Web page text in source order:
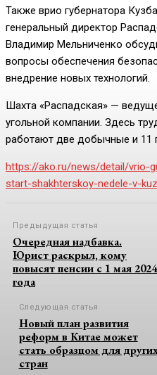
Также врио губернатора
генеральный директор
Владимир Мельниченко
вопросы обеспечения
внедрение новых технологий.
Шахта «Распадская» —
угольной компании. Здесь
работают две добычные и 11
https://ako.ru/news/detail/vrio-
start-shakhterskoy-nedele-v-
Предыдущая статья
Очередная надбавка.
Юрист раскрыл, кому
повысят пенсии с 1 мая 2024
года
Следующая статья
Новый план развития
реформ в Китае может
стать образцом для
стран